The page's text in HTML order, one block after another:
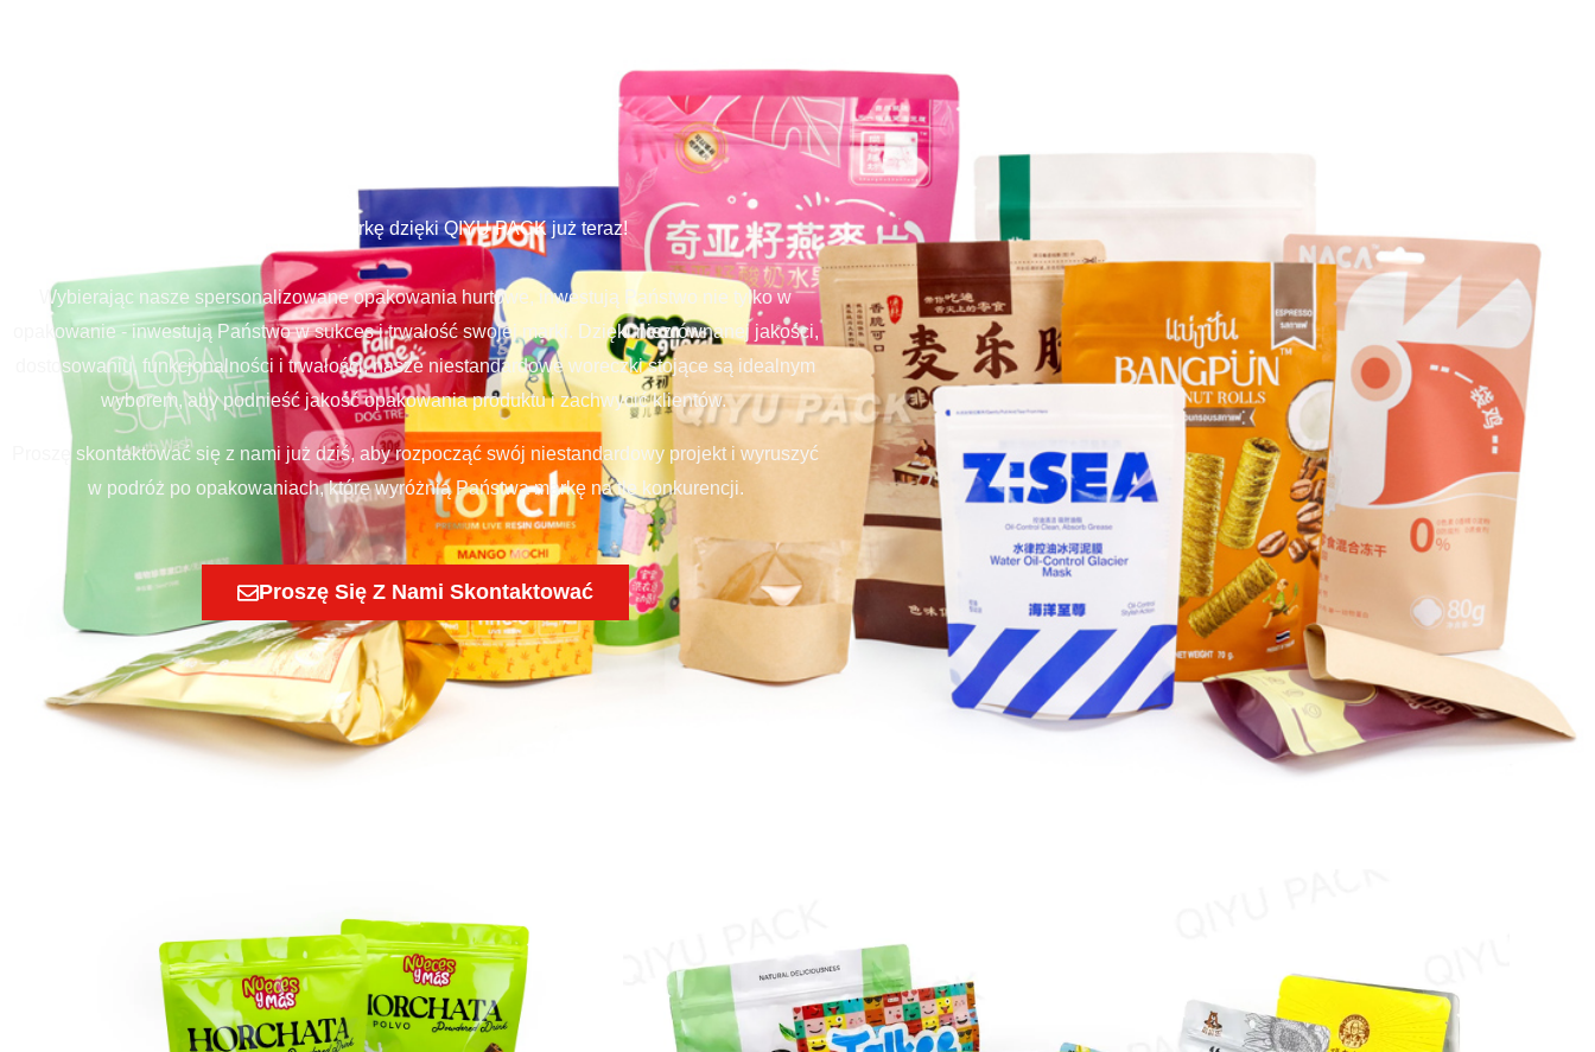
Podnieś swoją markę dzięki QIYU PACK już teraz!
Wybierając nasze spersonalizowane opakowania hurtowe, inwestują Państwo nie tylko w
opakowanie - inwestują Państwo w sukces i trwałość swojej marki. Dzięki niezrównanej jakości,
dostosowaniu, funkcjonalności i trwałości, nasze niestandardowe woreczki stojące są idealnym
wyborem, aby podnieść jakość opakowania produktu i zachwycić klientów.
Proszę skontaktować się z nami już dziś, aby rozpocząć swój niestandardowy projekt i wyruszyć
w podróż po opakowaniach, które wyróżnią Państwa markę na tle konkurencji.
Proszę Się Z Nami Skontaktować